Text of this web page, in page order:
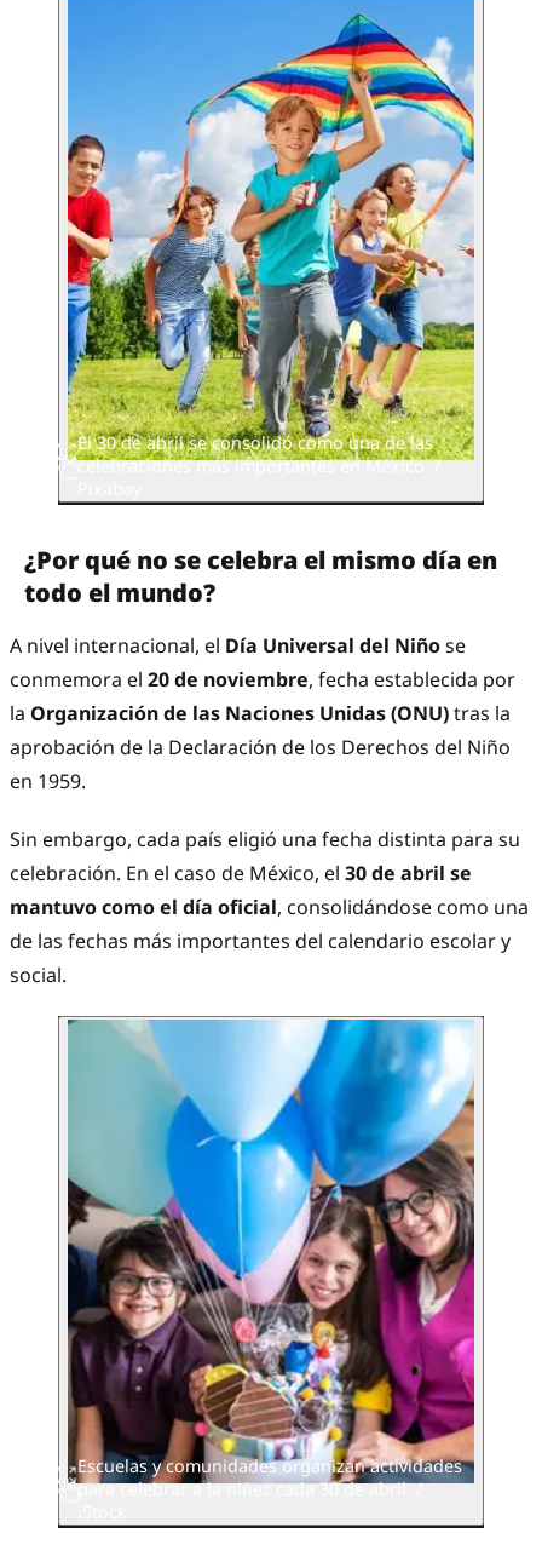
El 30 de abril se consolidó como una de las
celebraciones más importantes en México. /
¿Por qué no se celebra el mismo día en
todo el mundo?
A nivel internacional, el Día Universal del Niñose
conmemora el 20 de noviembre, fecha establecida por
la Organización de las Naciones Unidas (ONU)tras la
aprobación de la Declaración de los Derechos del Niño
en 1959.
Sin embargo, cada país eligió una fecha distinta para su
celebración. En el caso de México, el 30 de abril se
mantuvo como el día oficial, consolidándose como una
de las fechas más importantes del calendario escolar y
social.
Escuelas y comunidades organizan actividades
para celebrar a la niñez cada 30 de abril. /